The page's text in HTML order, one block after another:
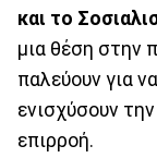
και το
μια θέση στην
παλεύουν για
ενισχύσουν
επιρροή.